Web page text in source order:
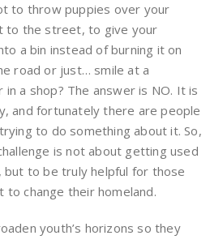
to throw puppies over your
to the street, to give your
a bin instead of burning it on
road or just… smile at a
in a shop? The answer is NO. It is
and fortunately there are people
to do something about it. So,
is not about getting used
but to be truly helpful for those
to change their homeland.
youth’s horizons so they